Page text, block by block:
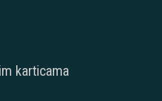
karticama